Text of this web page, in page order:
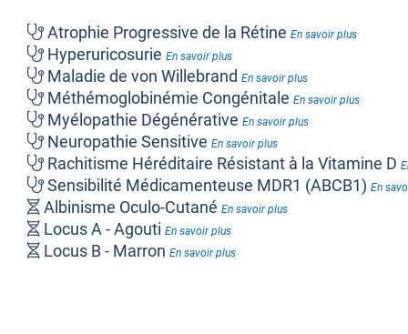
Atrophie Progressive de la Rétine En savoir plus
Hyperuricosurie En savoir plus
Maladie de von Willebrand En savoir plus
Méthémoglobinémie Congénitale En savoir plus
Myélopathie Dégénérative En savoir plus
Neuropathie Sensitive En savoir plus
Rachitisme Héréditaire Résistant à la Vitamine D
Sensibilité Médicamenteuse MDR1 (ABCB1) En
Albinisme Oculo-Cutané En savoir plus
Locus A - Agouti En savoir plus
Locus B - Marron En savoir plus